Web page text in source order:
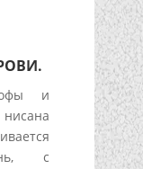
и
с